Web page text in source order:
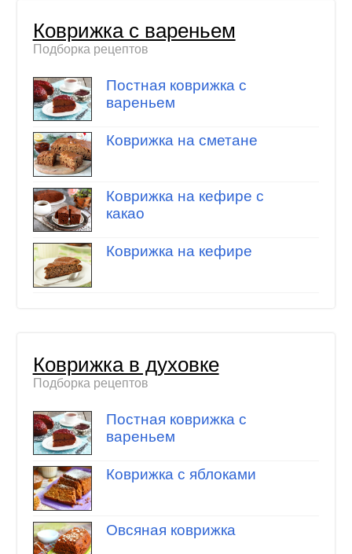
Коврижка с вареньем
Подборка рецептов
Постная коврижка с
вареньем
Коврижка на сметане
Коврижка на кефире с
какао
Коврижка на кефире
Коврижка в духовке
Подборка рецептов
Постная коврижка с
вареньем
Коврижка с яблоками
Овсяная коврижка